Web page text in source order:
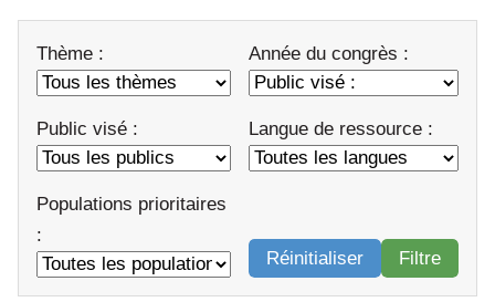
Nous joindre
English
Thème : Année du congrès :
Public visé : Langue de ressource :
Populations prioritaires
:
Réinitialiser
Filtre